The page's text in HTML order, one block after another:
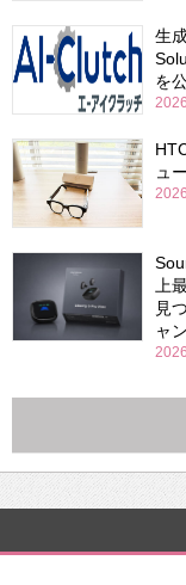
生
を
ュ
上
見
ャ